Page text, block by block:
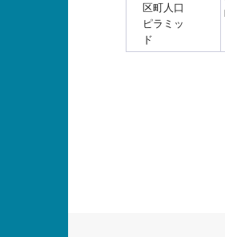
区町人口
ピラミッ
ド